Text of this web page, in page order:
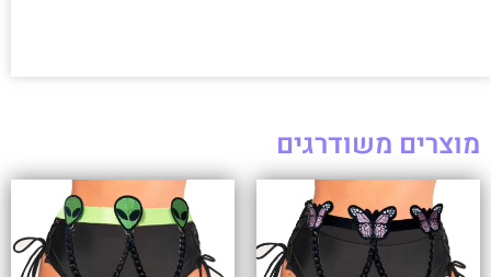
מוצרים משודרגים